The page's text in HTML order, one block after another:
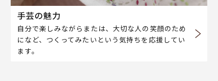
手芸の魅力
自分で楽しみながらまたは、大切な人の笑顔のため
になど、つくってみたいという気持ちを応援してい
ます。